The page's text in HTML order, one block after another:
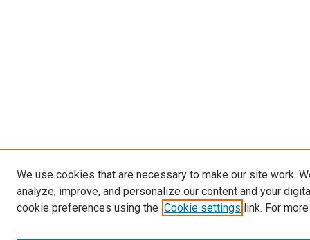
We use cookies that are necessary to make our site work.
analyze, improve, and personalize our content and your
cookie preferences using the Cookie settings link. For